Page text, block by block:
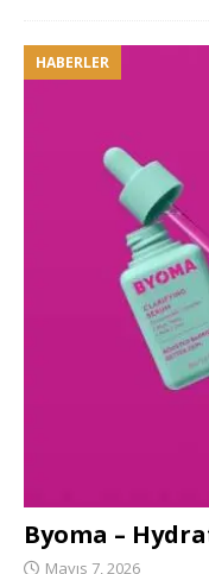
HABERLER
Byoma –
Mayıs 7, 2026